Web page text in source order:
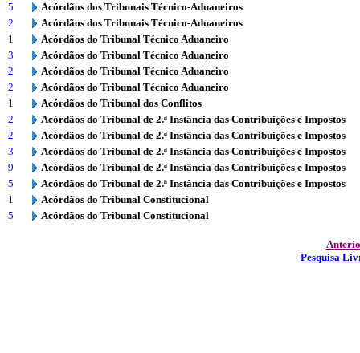
5
Acórdãos dos Tribunais Técnico-Aduaneiros
2
Acórdãos dos Tribunais Técnico-Aduaneiros
1
Acórdãos do Tribunal Técnico Aduaneiro
3
Acórdãos do Tribunal Técnico Aduaneiro
2
Acórdãos do Tribunal Técnico Aduaneiro
2
Acórdãos do Tribunal Técnico Aduaneiro
1
Acórdãos do Tribunal dos Conflitos
2
Acórdãos do Tribunal de 2.ª Instância das Contribuições e Impostos
2
Acórdãos do Tribunal de 2.ª Instância das Contribuições e Impostos
3
Acórdãos do Tribunal de 2.ª Instância das Contribuições e Impostos
9
Acórdãos do Tribunal de 2.ª Instância das Contribuições e Impostos
5
Acórdãos do Tribunal de 2.ª Instância das Contribuições e Impostos
1
Acórdãos do Tribunal Constitucional
5
Acórdãos do Tribunal Constitucional
Pesquisa